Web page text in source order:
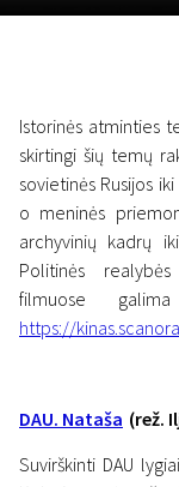
Istorinės atminties
skirtingi šių temų
sovietinės Rusijos
o meninės
archyvinių kadrų
Politinės
filmuose
https://
DAU. Nataša (rež.
Suvirškinti DAU